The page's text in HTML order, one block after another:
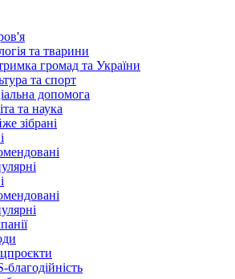
та тварини
громад та України
та спорт
допомога
та наука
зібрані
благодійність